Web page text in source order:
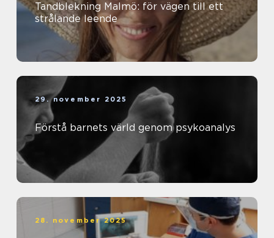
Tandblekning Malmö: för vägen till ett
strålande leende
29. november 2025
Förstå barnets värld genom psykoanalys
28. november 2025